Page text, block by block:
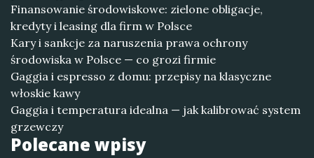
Finansowanie środowiskowe: zielone obligacje,
kredyty i leasing dla firm w Polsce
Kary i sankcje za naruszenia prawa ochrony
środowiska w Polsce — co grozi firmie
Gaggia i espresso z domu: przepisy na klasyczne
włoskie kawy
Gaggia i temperatura idealna — jak kalibrować system
grzewczy
Polecane wpisy